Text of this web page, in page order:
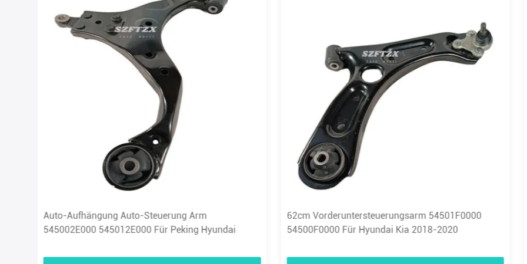
Auto-Aufhängung Auto-Steuerung Arm
545002E000 545012E000 Für Peking Hyundai
62cm Vorderuntersteuerungsarm 54501F0000
54500F0000 Für Hyundai Kia 2018-2020